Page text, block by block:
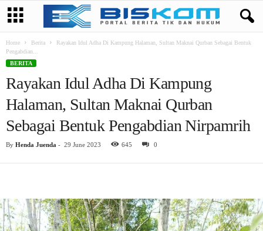
Home Berita
Rayakan Idul Adha Di Kampung Halaman, Sultan Maknai Qurban Sebagai Bentuk
Pengabdian...
BERITA
Rayakan Idul Adha Di Kampung
Halaman, Sultan Maknai Qurban
Sebagai Bentuk Pengabdian Nirpamrih
By Henda Juenda - 29 June 2023 645 0